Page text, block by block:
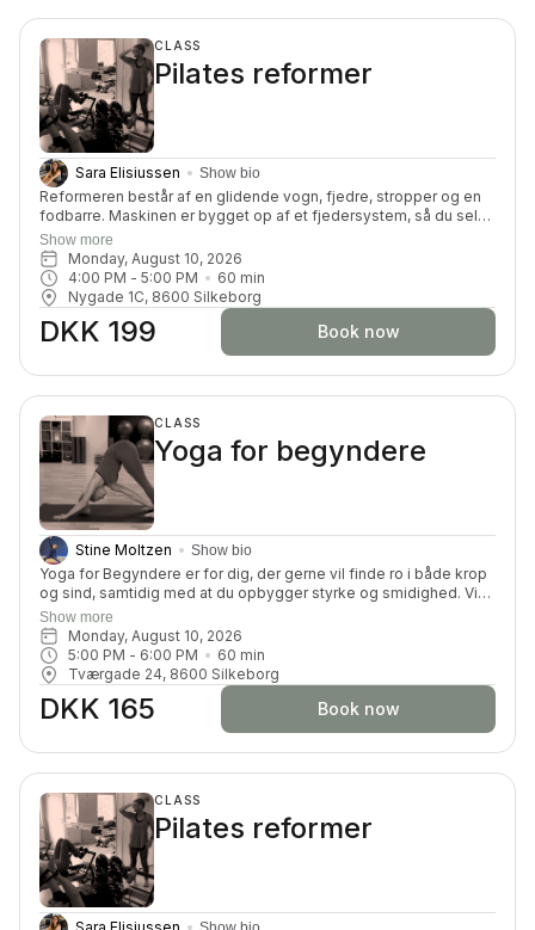
CLASS
Pilates reformer
Sara Elisiussen Show bio
Reformeren består af en glidende vogn, fjedre, stropper og en
fodbarre. Maskinen er bygget op af et fjedersystem, så du selv
kan kan tilpasse belastningen. Du får en dynamisk og effektiv
træning, hvor du vil blive tilpas udfordret på din styrke,
smidighed, balance, koordination og koncentration.
Show more
Monday, August 10, 2026
4:00 PM - 5:00 PM 60 min
Nygade 1C, 8600 Silkeborg
DKK 199 Book now
CLASS
Yoga for begyndere
Stine Moltzen Show bio
Yoga for Begyndere er for dig, der gerne vil finde ro i både krop
og sind, samtidig med at du opbygger styrke og smidighed. Vi
guider dig trygt igennem de grundlæggende yogastillinger og
åndedrætsøvelser, så du lærer at bevæge dig med kontrol og
opmærksomhed. På dette hold handler det om at skabe balance
– både fysisk og mentalt. Du vil opleve, hvordan yoga kan hjælpe
dig med at slippe spændinger og stivhed i kroppen, samtidig
med at du får mere energi og et klart hoved. Vi tager det i et
roligt tempo, hvor alle kan være med – også hvis du ikke er
Show more
Monday, August 10, 2026
5:00 PM - 6:00 PM 60 min
Tværgade 24, 8600 Silkeborg
DKK 165 Book now
CLASS
Pilates reformer